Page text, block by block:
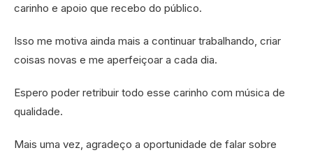
carinho e apoio que recebo do público.
Isso me motiva ainda mais a continuar trabalhando, criar
coisas novas e me aperfeiçoar a cada dia.
Espero poder retribuir todo esse carinho com música de
qualidade.
Mais uma vez, agradeço a oportunidade de falar sobre